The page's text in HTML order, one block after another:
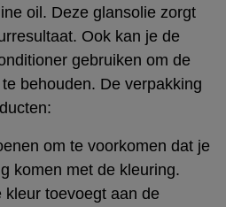
oil. Deze glansolie zorgt
Ook kan je de
gebruiken om de
behouden. De verpakking
om te voorkomen dat je
komen met de kleuring.
kleur toevoegt aan de